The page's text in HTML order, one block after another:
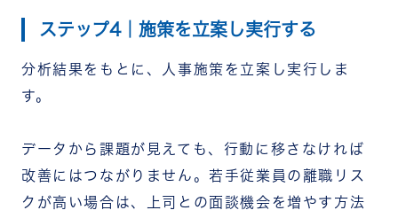
ステップ4｜施策を立案し実行する
分析結果をもとに、人事施策を立案し実行しま
す。
データから課題が見えても、行動に移さなければ
改善にはつながりません。 若手従業員の離職リス
クが高い場合は、上司との面談機会を増やす方法